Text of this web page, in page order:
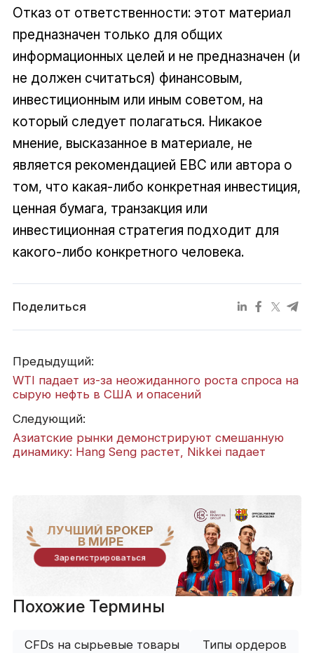
Отказ от ответственности: этот материал
предназначен только для общих
информационных целей и не предназначен (и
не должен считаться) финансовым,
инвестиционным или иным советом, на
который следует полагаться. Никакое
мнение, высказанное в материале, не
является рекомендацией EBC или автора о
том, что какая-либо конкретная инвестиция,
ценная бумага, транзакция или
инвестиционная стратегия подходит для
какого-либо конкретного человека.
Поделиться
Предыдущий:
WTI падает из-за неожиданного роста спроса на
сырую нефть в США и опасений
Следующий:
Азиатские рынки демонстрируют смешанную
динамику: Hang Seng растет, Nikkei падает
ЛУЧШИЙ БРОКЕР
В МИРЕ
Зарегистрироваться
Похожие Термины
CFDs на сырьевые товары Типы ордеров